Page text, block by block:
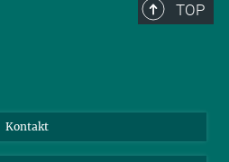
TOP
Kontakt